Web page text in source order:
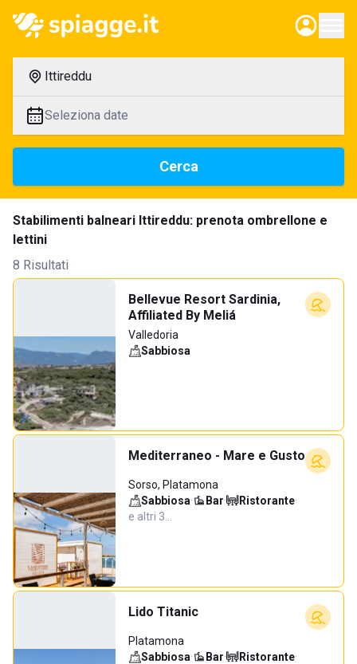
Ittireddu
Seleziona date
Cerca
Stabilimenti balneari Ittireddu: prenota ombrellone e
lettini
8 Risultati
Bellevue Resort Sardinia,
Affiliated By Meliá
Valledoria
Sabbiosa
Mediterraneo - Mare e Gusto
Sorso, Platamona
Sabbiosa· Bar· Ristorante·
e altri 3…
Lido Titanic
Platamona
Sabbiosa· Bar· Ristorante·